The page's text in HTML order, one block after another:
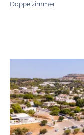
Doppelzimmer